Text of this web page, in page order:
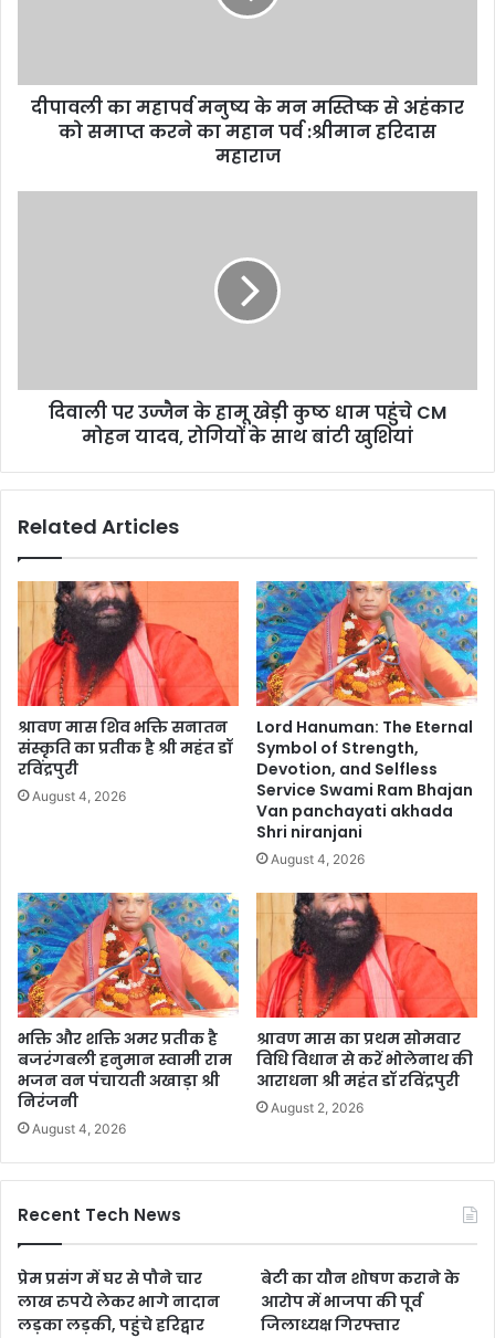
d
s
दीपावली का महापर्व मनुष्य के मन मस्तिष्क से अहंकार
को समाप्त करने का महान पर्व :श्रीमान हरिदास
महाराज
दिवाली पर उज्जैन के हामू खेड़ी कुष्ठ धाम पहुंचे CM
मोहन यादव, रोगियों के साथ बांटी खुशियां
Related Articles
श्रावण मास शिव भक्ति सनातन
संस्कृति का प्रतीक है श्री महंत डॉ
रविंद्रपुरी
August 4, 2026
Lord Hanuman: The Eternal
Symbol of Strength,
Devotion, and Selfless
Service Swami Ram Bhajan
Van panchayati akhada
Shri niranjani
August 4, 2026
भक्ति और शक्ति अमर प्रतीक है
बजरंगबली हनुमान स्वामी राम
भजन वन पंचायती अखाड़ा श्री
निरंजनी
August 4, 2026
श्रावण मास का प्रथम सोमवार
विधि विधान से करें भोलेनाथ की
आराधना श्री महंत डॉ रविंद्रपुरी
August 2, 2026
Recent Tech News
प्रेम प्रसंग में घर से पौने चार
लाख रुपये लेकर भागे नादान
लड़का लड़की, पहुंचे हरिद्वार
बेटी का यौन शोषण कराने के
आरोप में भाजपा की पूर्व
जिलाध्यक्ष गिरफ्तार